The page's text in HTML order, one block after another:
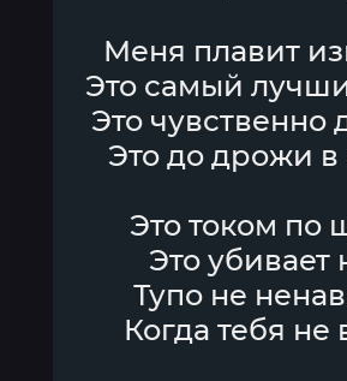
Меня плавит
Это самый
Это чувственно
Это до дрожи в
Это током по
Это убивает
Тупо не
Когда тебя не